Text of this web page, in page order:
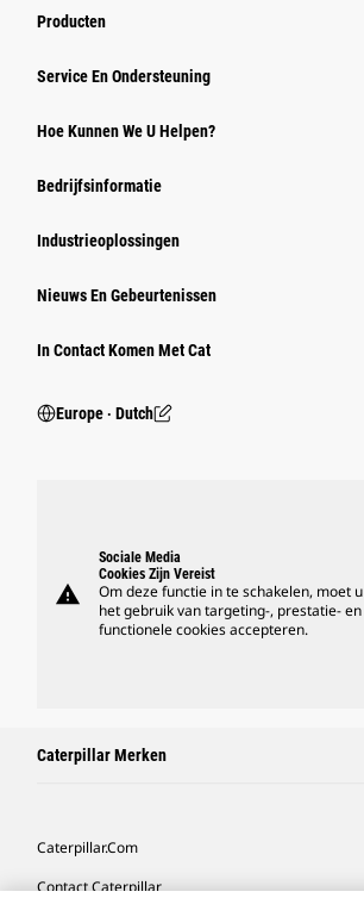
Producten
Service En Ondersteuning
Hoe Kunnen We U Helpen?
Bedrijfsinformatie
Industrieoplossingen
Nieuws En Gebeurtenissen
In Contact Komen Met Cat
Europe ‧ Dutch
warning
Sociale Media
Cookies Zijn Vereist
Om deze functie in te schakelen, moet u
het gebruik van targeting-, prestatie- en
functionele cookies accepteren.
Caterpillar Merken
Caterpillar.com
Contact Caterpillar